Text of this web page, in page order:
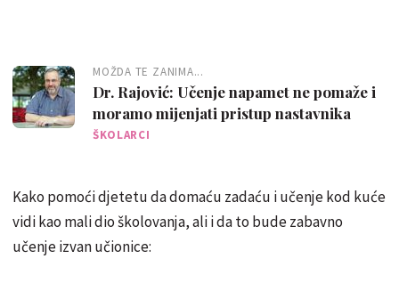
MOŽDA TE ZANIMA...
Dr. Rajović: Učenje napamet ne pomaže i
moramo mijenjati pristup nastavnika
ŠKOLARCI
Kako pomoći djetetu da domaću zadaću i učenje kod kuće
vidi kao mali dio školovanja, ali i da to bude zabavno
učenje izvan učionice: